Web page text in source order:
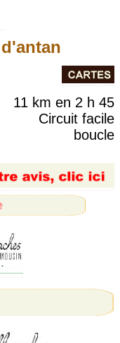
11 km en 2 h 45
Circuit facile
boucle